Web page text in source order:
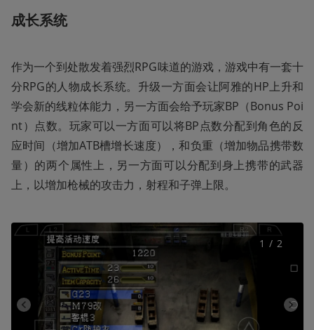
成长系统
作为一个到处散发着强烈RPG味道的游戏，游戏中有一套十
分RPG的人物成长系统。升级一方面会让阿雅的HP上升和
学会新的线粒体能力，另一方面会给予玩家BP（Bonus Poi
nt）点数。玩家可以一方面可以将BP点数分配到角色的反
应时间（增加ATB槽增长速度），和负重（增加物品携带数
量）的两个属性上，另一方面可以分配到身上携带的武器
上，以增加枪械的攻击力，射程和子弹上限。
1 / 2